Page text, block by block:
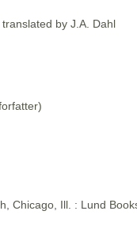
by J.A. Dahl
Chicago, Ill. : Lund